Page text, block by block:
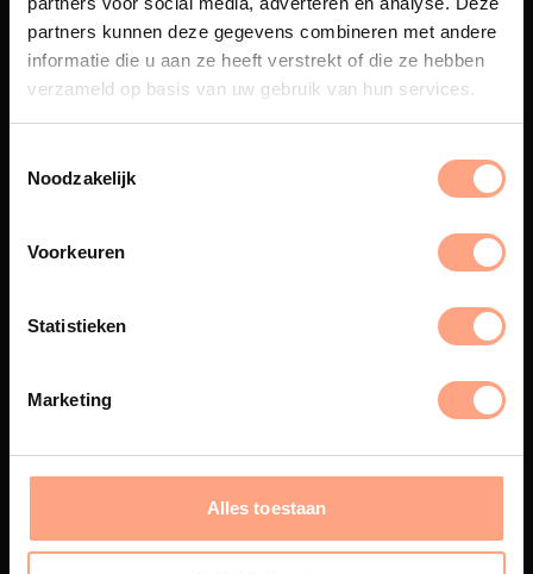
partners kunnen deze gegevens combineren met andere
informatie die u aan ze heeft verstrekt of die ze hebben
verzameld op basis van uw gebruik van hun services.
Noodzakelijk
Voorkeuren
Statistieken
Marketing
Alles toestaan
Maatwerk
Een exclusieve handgemaakte
beleving, waar Nederlands
Spuiterij
eigen spuiterij afgewerkt met
Interieur inrichting
PUUUR biedt volledige